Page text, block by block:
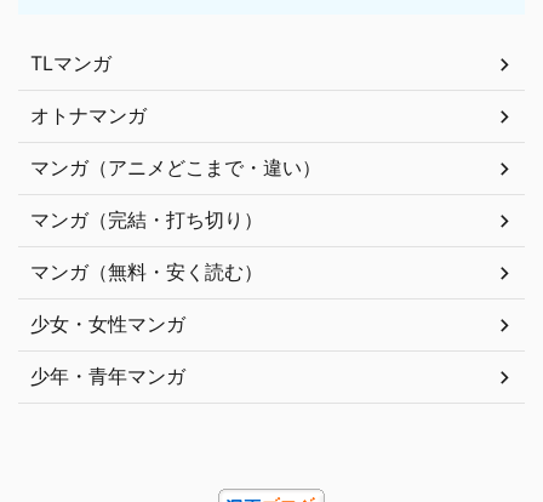
TLマンガ
オトナマンガ
マンガ（アニメどこまで・違い）
マンガ（完結・打ち切り）
マンガ（無料・安く読む）
少女・女性マンガ
少年・青年マンガ